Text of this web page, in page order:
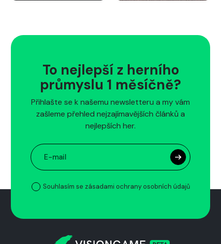
To nejlepší z herního
průmyslu 1 měsíčně?
Přihlašte se k našemu newsletteru a my vám
zašleme přehled nejzajímavějších článků a
nejlepších her.
Souhlasím se zásadami ochrany osobních údajů